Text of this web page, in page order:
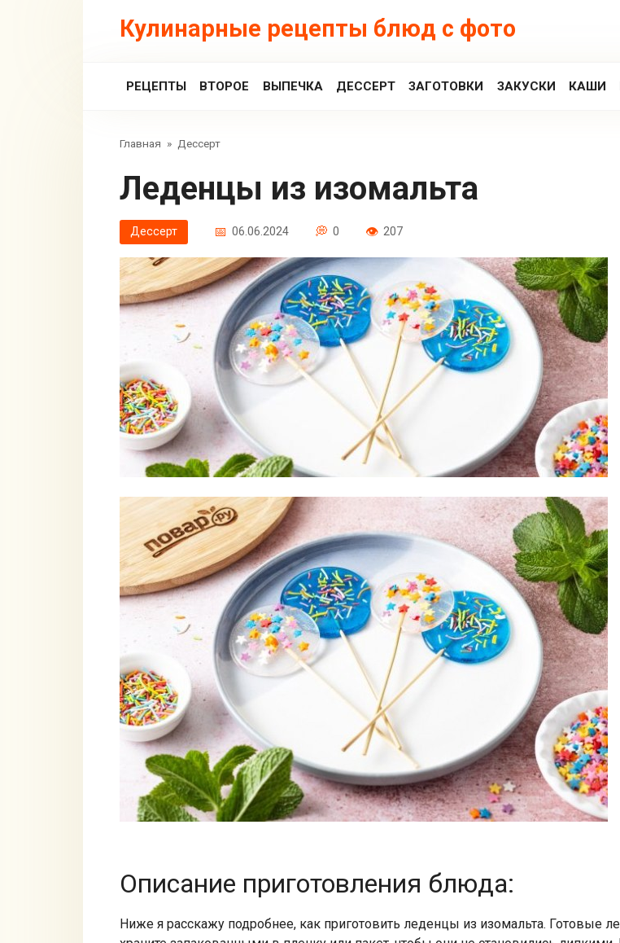
Кулинарные рецепты блюд с фото
РЕЦЕПТЫ ВТОРОЕ ВЫПЕЧКА ДЕССЕРТ ЗАГОТОВКИ ЗАКУСКИ КАШИ
Главная » Дессерт
Леденцы из изомальта
Дессерт 06.06.2024 0 207
Описание приготовления блюда:
Ниже я расскажу подробнее, как приготовить леденцы из изомальта. Готовые